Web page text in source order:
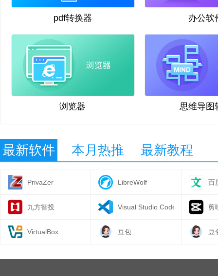
pdf转换器 办公软
浏览器 思维导图
最新软件 本月热推 最新教程
PrivaZer LibreWolf 百
九方智投 Visual Studio Code64位 剪
VirtualBox 豆包 豆